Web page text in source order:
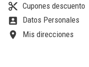
content_cut Cupones descuento
account_box Datos Personales
location_on Mis direcciones